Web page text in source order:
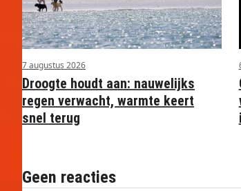
7 augustus 2026
Droogte houdt aan: nauwelijks
regen verwacht, warmte keert
snel terug
Geen reacties